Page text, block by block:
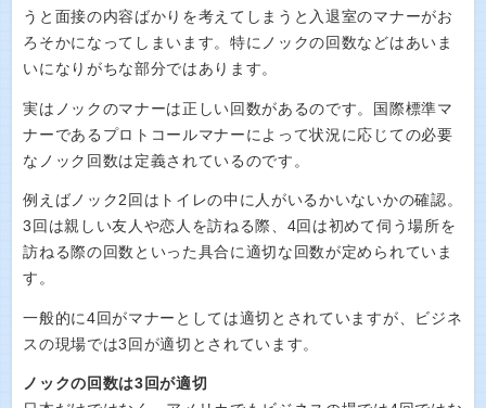
うと面接の内容ばかりを考えてしまうと入退室のマナーがお
ろそかになってしまいます。特にノックの回数などはあいま
いになりがちな部分ではあります。
実はノックのマナーは正しい回数があるのです。国際標準マ
ナーであるプロトコールマナーによって状況に応じての必要
なノック回数は定義されているのです。
例えばノック2回はトイレの中に人がいるかいないかの確認。
3回は親しい友人や恋人を訪ねる際、4回は初めて伺う場所を
訪ねる際の回数といった具合に適切な回数が定められていま
す。
一般的に4回がマナーとしては適切とされていますが、ビジネ
スの現場では3回が適切とされています。
ノックの回数は3回が適切